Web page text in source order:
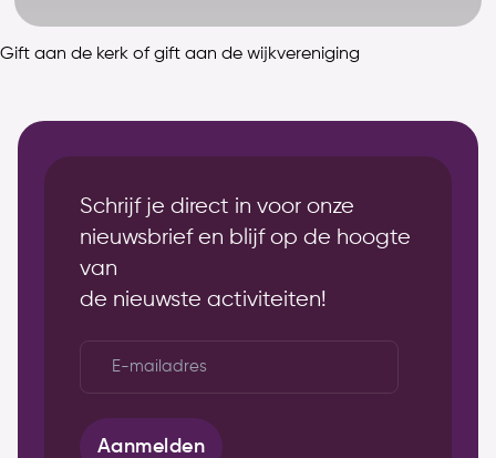
Gift aan de kerk of gift aan de wijkvereniging
Schrijf je direct in voor onze
nieuwsbrief en blijf op de hoogte
van
de nieuwste activiteiten!
Aanmelden